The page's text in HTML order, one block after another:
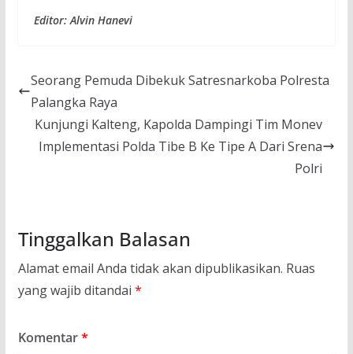
Editor: Alvin Hanevi
Seorang Pemuda Dibekuk Satresnarkoba Polresta
Palangka Raya
Kunjungi Kalteng, Kapolda Dampingi Tim Monev
Implementasi Polda Tibe B Ke Tipe A Dari Srena
Polri
Tinggalkan Balasan
Alamat email Anda tidak akan dipublikasikan. Ruas
yang wajib ditandai *
Komentar*